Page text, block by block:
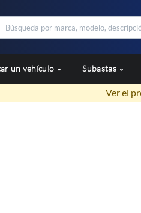
un vehículo Subastas
Ver el